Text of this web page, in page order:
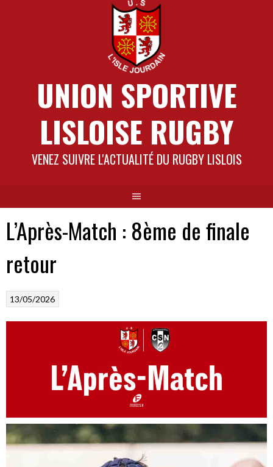
UNION SPORTIVE
LISLOISE RUGBY
VENEZ SUIVRE L'ACTUALITÉ DU RUGBY LISLOIS
L’Après-Match : 8ème de finale
retour
13/05/2026